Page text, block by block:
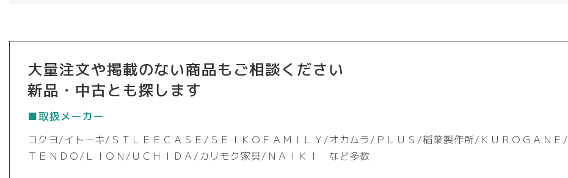
大量注文や掲載のない商品もご相談ください
新品・中古とも探します
■取扱メーカー
コクヨ/イトーキ/ＳＴＬＥＥＣＡＳＥ/ＳＥＩＫＯＦＡＭＩＬＹ/オカムラ/ＰＬＵＳ/稲葉製作所/ＫＵＲＯＧＡＮＥ/
ＴＥＮＤＯ/ＬＩＯＮ/ＵＣＨＩＤＡ/カリモク家具/ＮＡＩＫＩ など多数